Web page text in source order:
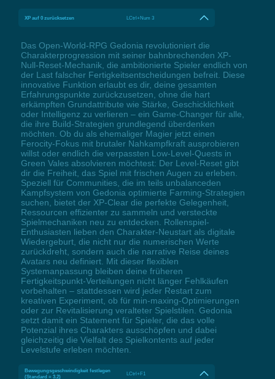
XP auf 0 zurücksetzen LCtrl+Num 3
Das Open-World-RPG Gedonia revolutioniert die
Charakterprogression mit seiner bahnbrechenden XP-
Null-Reset-Mechanik, die ambitionierte Spieler endlich von
der Last falscher Fertigkeitsentscheidungen befreit. Diese
innovative Funktion erlaubt es dir, deine gesamten
Erfahrungspunkte zurückzusetzen, ohne die hart
erkämpften Grundattribute wie Stärke, Geschicklichkeit
oder Intelligenz zu verlieren – ein Game-Changer für alle,
die ihre Build-Strategien grundlegend überdenken
möchten. Ob du als ehemaliger Magier jetzt einen
Ferocity-Fokus mit brutaler Nahkampfkraft ausprobieren
willst oder endlich die verpassten Low-Level-Quests in
Green Vales absolvieren möchtest: Der Level-Reset gibt
dir die Freiheit, das Spiel mit frischen Augen zu erleben.
Speziell für Communities, die im teils unbalanceden
Kampfsystem von Gedonia optimierte Farming-Strategien
suchen, bietet der XP-Clear die perfekte Gelegenheit,
Ressourcen effizienter zu sammeln und versteckte
Spielmechaniken neu zu entdecken. Rollenspiel-
Enthusiasten lieben den Charakter-Neustart als digitale
Wiedergeburt, die nicht nur die numerischen Werte
zurückdreht, sondern auch die narrative Reise deines
Avatars neu definiert. Mit dieser flexiblen
Systemanpassung bleiben deine früheren
Fertigkeitspunkt-Verteilungen nicht länger Fehlkäufen
vorbehalten – stattdessen wird jeder Restart zum
kreativen Experiment, ob für min-maxing-Optimierungen
oder zur Revitalisierung veralteter Spielstilen. Gedonia
setzt damit ein Statement für Spieler, die das volle
Potenzial ihres Charakters ausschöpfen und dabei
gleichzeitig die Vielfalt des Spielkontents auf jeder
Levelstufe erleben möchten.
Bewegungsgeschwindigkeit festlegen
(Standard = 3.2)
LCtrl+F1